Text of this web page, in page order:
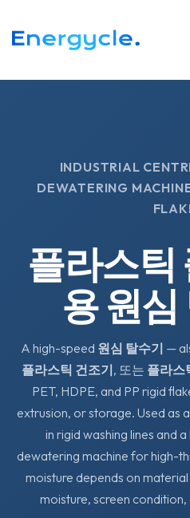
INDUSTRIAL
DEWATERING
플라스틱
용 원
A high-speed 원심 탈수기 —
플라스틱 건조기, 또는 플라스
PET, HDPE, and PP rigid
extrusion, or storage. Used as
in rigid washing lines and
dewatering machine for high-
moisture depends on
moisture, screen